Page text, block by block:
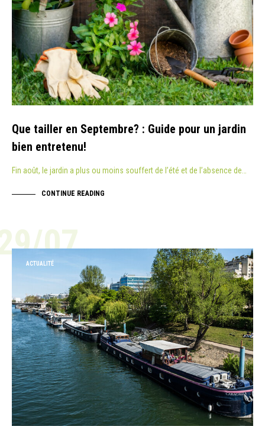
Que tailler en Septembre? : Guide pour un jardin
bien entretenu!
Fin août, le jardin a plus ou moins souffert de l’été et de l’absence de…
CONTINUE READING
07
ACTUALITÉ